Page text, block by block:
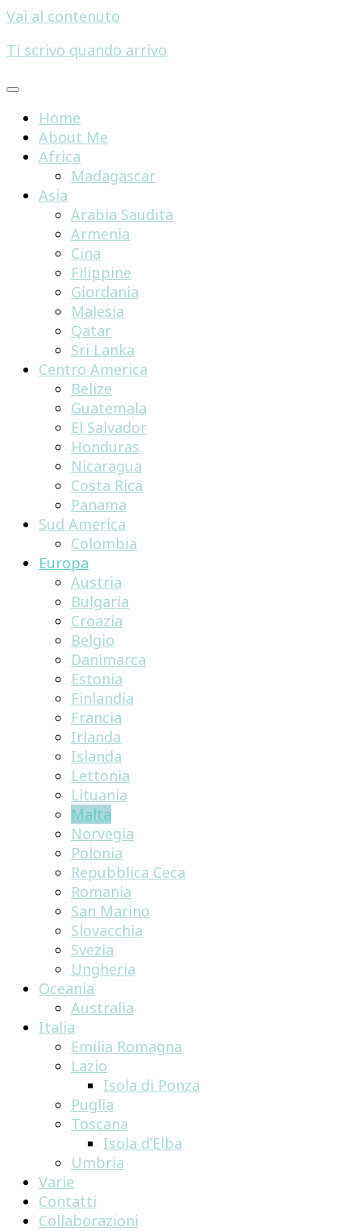
Vai al contenuto
Ti scrivo quando arrivo
Home
About Me
Africa
Madagascar
Asia
Arabia Saudita
Armenia
Cina
Filippine
Giordania
Malesia
Qatar
Sri Lanka
Centro America
Belize
Guatemala
El Salvador
Honduras
Nicaragua
Costa Rica
Panama
Sud America
Colombia
Europa
Austria
Bulgaria
Croazia
Belgio
Danimarca
Estonia
Finlandia
Francia
Irlanda
Islanda
Lettonia
Lituania
Malta
Norvegia
Polonia
Repubblica Ceca
Romania
San Marino
Slovacchia
Svezia
Ungheria
Oceania
Australia
Italia
Emilia Romagna
Lazio
Isola di Ponza
Puglia
Toscana
Isola d’Elba
Umbria
Varie
Contatti
Collaborazioni